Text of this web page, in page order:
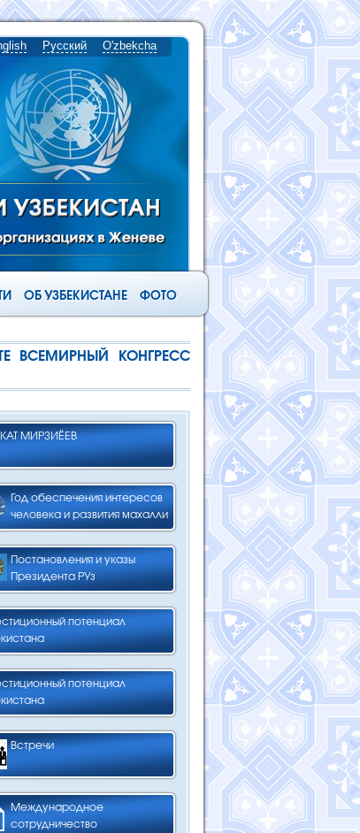
Русский O'zbekcha
ОБ УЗБЕКИСТАНЕ ФОТО
ВСЕМИРНЫЙ КОНГРЕСС
МИРЗИЁЕВ
Год обеспечения интересов
человека и развития махалли
Постановления и указы
Президента РУз
потенциал
потенциал
Встречи
Международное
сотрудничество